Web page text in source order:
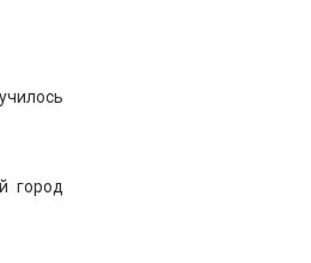
город